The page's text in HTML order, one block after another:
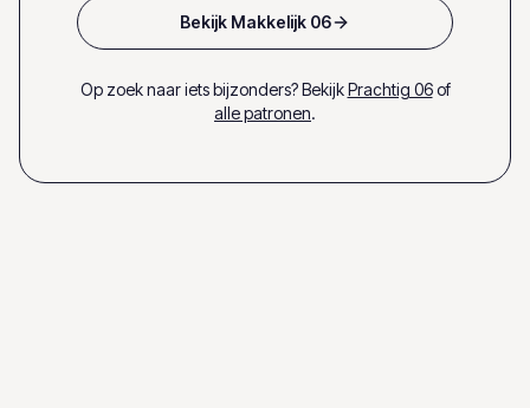
Bekijk Makkelijk 06
Op zoek naar iets bijzonders? Bekijk Prachtig 06 of
alle patronen.